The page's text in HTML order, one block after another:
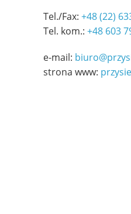
Tel./Fax: +48 (22)
Tel. kom.: +48 603
e-mail:
strona www: